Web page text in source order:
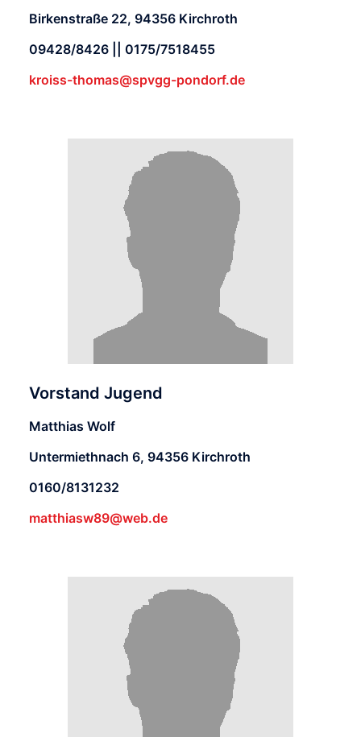
Birkenstraße 22, 94356 Kirchroth
09428/8426 || 0175/7518455
kroiss-thomas@spvgg-pondorf.de
Vorstand Jugend
Matthias Wolf
Untermiethnach 6, 94356 Kirchroth
0160/8131232
matthiasw89@web.de